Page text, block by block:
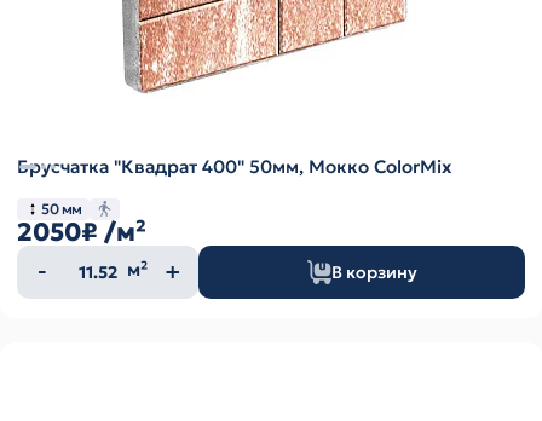
Брусчатка "Квадрат 400" 50мм, Мокко ColorMix
50 мм
2050₽ /м²
Количество
товара
м² В корзину